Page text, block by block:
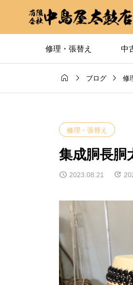
修理・張替え 中
  ブログ  修
修理・張替え
集成胴長胴
2023.08.21